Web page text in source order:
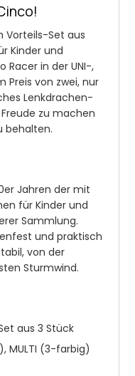
Vorteils-Set aus
Kinder und
Racer in der UNI-,
Preis von zwei, nur
Lenkdrachen-
zu machen
behalten.
Jahren der mit
für Kinder und
Sammlung.
und praktisch
von der
Sturmwind.
aus 3 Stück
MULTI (3-farbig)